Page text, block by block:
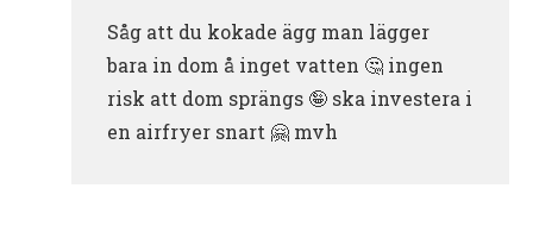
Såg att du kokade ägg man lägger
bara in dom å inget vatten 🤔 ingen
risk att dom sprängs 🤪 ska investera i
en airfryer snart 🤗 mvh